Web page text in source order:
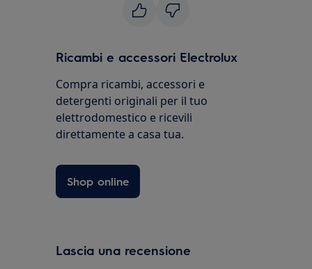
Ricambi e accessori Electrolux
Compra ricambi, accessori e
detergenti originali per il tuo
elettrodomestico e ricevili
direttamente a casa tua.
Shop online
Lascia una recensione